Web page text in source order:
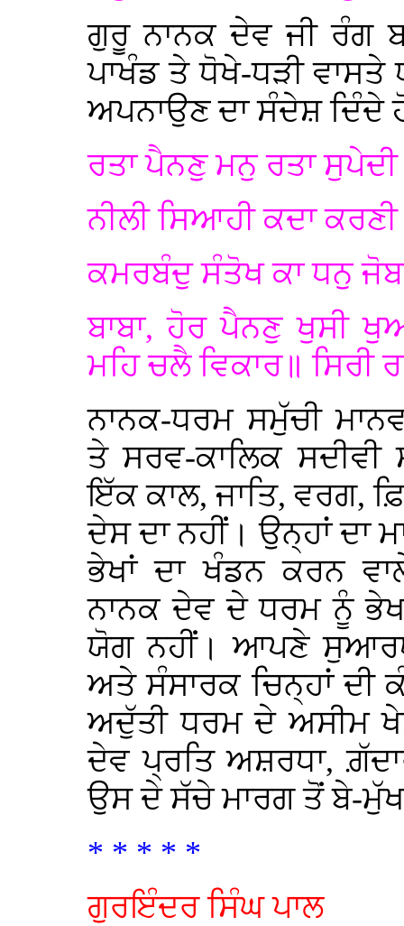
ਗੁਰੂ ਨਾਨਕ ਦੇਵ ਜੀ ਰੰਗ
ਪਾਖੰਡ ਤੇ ਧੋਖੇ-ਧੜੀ ਵਾਸਤੇ
ਅਪਨਾਉਣ ਦਾ ਸੰਦੇਸ਼ ਦਿੰਦੇ
ਰਤਾ ਪੈਨਣੁ ਮਨੁ ਰਤਾ
ਨੀਲੀ ਸਿਆਹੀ ਕਦਾ
ਕਮਰਬੰਦੁ ਸੰਤੋਖ ਕਾ ਧਨੁ
ਬਾਬਾ, ਹੋਰ ਪੈਨਣੁ ਖੁਸੀ
ਮਹਿ ਚਲੈ ਵਿਕਾਰ॥ ਸਿਰੀ
ਨਾਨਕ-ਧਰਮ ਸਮੁੱਚੀ
ਤੇ ਸਰਵ-ਕਾਲਿਕ
ਇੱਕ ਕਾਲ, ਜਾਤਿ, ਵਰਗ,
ਦੇਸ ਦਾ ਨਹੀਂ। ਉਨ੍ਹਾਂ
ਭੇਖਾਂ ਦਾ ਖੰਡਨ ਕਰਨ
ਨਾਨਕ ਦੇਵ ਦੇ ਧਰਮ ਨੂੰ
ਯੋਗ ਨਹੀਂ। ਆਪਣੇ
ਅਤੇ ਸੰਸਾਰਕ ਚਿਨ੍ਹਾਂ ਦੀ
ਅਦੁੱਤੀ ਧਰਮ ਦੇ ਅਸੀਮ
ਦੇਵ ਪ੍ਰਤਿ ਅਸ਼ਰਧਾ,
ਉਸ ਦੇ ਸੱਚੇ ਮਾਰਗ ਤੋਂ ਬੇ-
* * * * *
ਗੁਰਇੰਦਰ ਸਿੰਘ ਪਾਲ